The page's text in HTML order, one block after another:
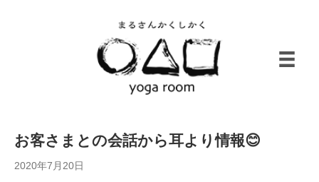
お客さまとの会話から耳より情報😊
2020年7月20日